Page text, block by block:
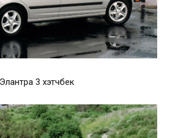
Элантра 3 хэтчбек